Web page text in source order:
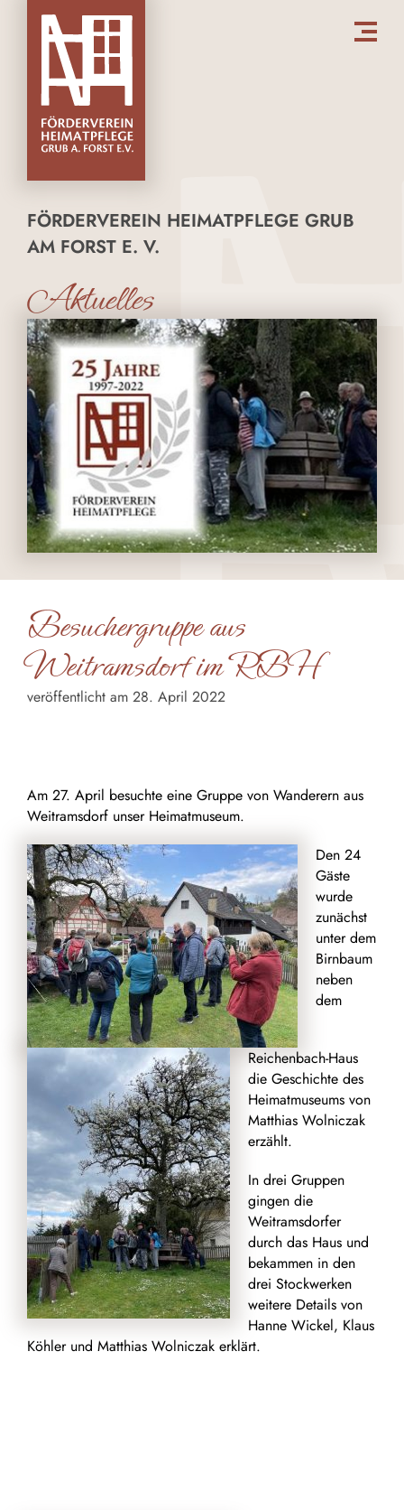
FÖRDERVEREIN HEIMATPFLEGE GRUB
AM FORST E. V.
Aktuelles
Besuchergruppe aus
Weitramsdorf im RBH
veröffentlicht am 28. April 2022
Am 27. April besuchte eine Gruppe von Wanderern aus
Weitramsdorf unser Heimatmuseum.
Den 24
Gäste
wurde
zunächst
unter dem
Birnbaum
neben
dem
Reichenbach-Haus
die Geschichte des
Heimatmuseums von
Matthias Wolniczak
erzählt.
In drei Gruppen
gingen die
Weitramsdorfer
durch das Haus und
bekammen in den
drei Stockwerken
weitere Details von
Hanne Wickel, Klaus
Köhler und Matthias Wolniczak erklärt.